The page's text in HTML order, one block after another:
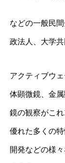
などの一般民
政法人、大学
アクティブウ
体顕微鏡、金
鏡の観察がこ
優れた多くの
開発などの様